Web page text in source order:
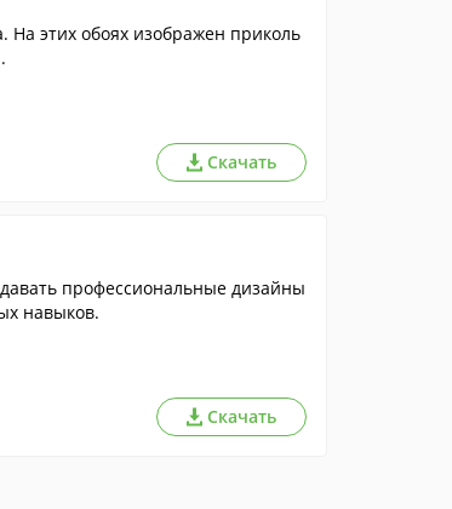
На этих обоях изображен приколь
Скачать
профессиональные дизайны
навыков.
Скачать